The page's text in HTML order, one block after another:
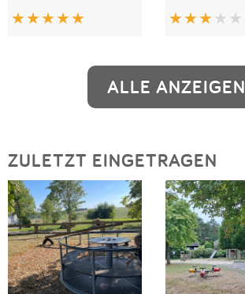
ALLE ANZEIGEN
ZULETZT EINGETRAGEN